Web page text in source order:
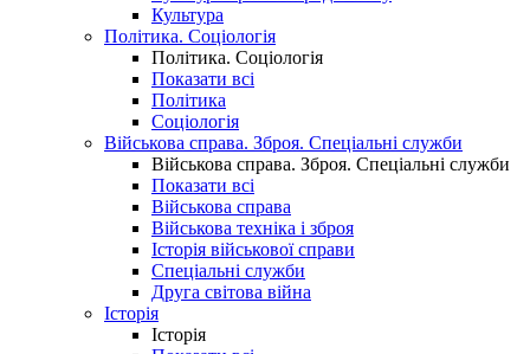
Культура
Політика. Соціологія
Політика. Соціологія
Показати всі
Політика
Соціологія
Військова справа. Зброя. Спеціальні служби
Військова справа. Зброя. Спеціальні служби
Показати всі
Військова справа
Військова техніка і зброя
Історія військової справи
Спеціальні служби
Друга світова війна
Історія
Історія